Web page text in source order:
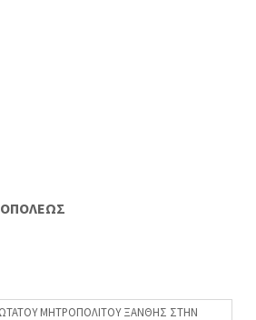
ΜΗΤΡΟΠΟΛΙΤΟΥ ΞΑΝΘΗΣ ΣΤΗΝ